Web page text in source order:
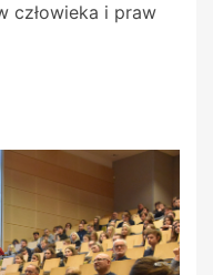
człowieka i praw